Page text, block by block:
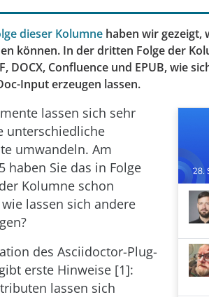
dieser Kolumne haben wir gezeigt,
können. In der dritten Folge der
DOCX, Confluence und EPUB, wie
Input erzeugen lassen.
lassen sich sehr
unterschiedliche
umwandeln. Am
haben Sie das in Folge
Kolumne schon
lassen sich andere
des Asciidoctor-Plug-
erste Hinweise [1]:
lassen sich